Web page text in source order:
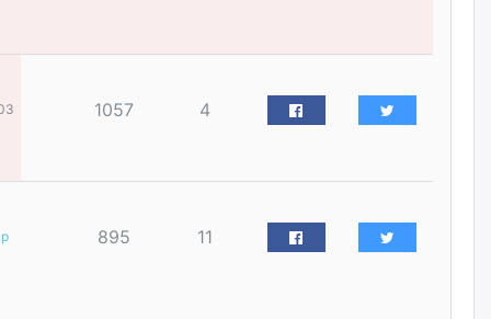
2026/08/06
Орон сууц, нийтийн аж ахуй,
авто зам, тохижилт
холбоотой ГОМДОЛ их байгааг
1057 4
895 11